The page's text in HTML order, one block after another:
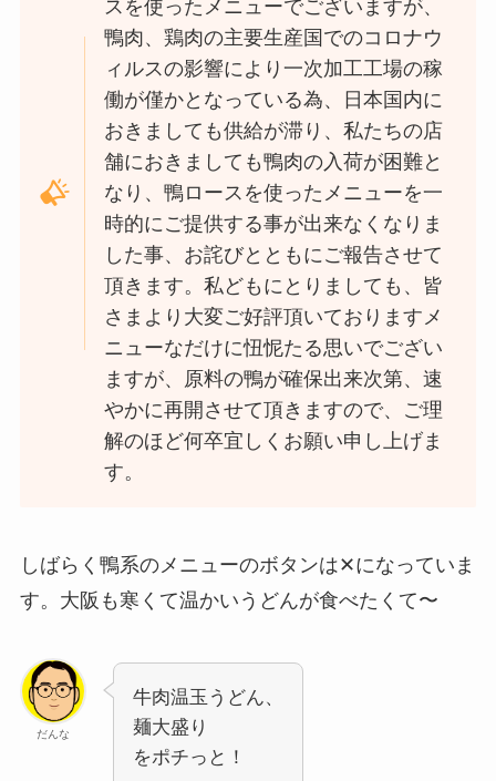
スを使ったメニューでございますが、
鴨肉、鶏肉の主要生産国でのコロナウ
ィルスの影響により一次加工工場の稼
働が僅かとなっている為、日本国内に
おきましても供給が滞り、私たちの店
舗におきましても鴨肉の入荷が困難と
なり、鴨ロースを使ったメニューを一
時的にご提供する事が出来なくなりま
した事、お詫びとともにご報告させて
頂きます。私どもにとりましても、皆
さまより大変ご好評頂いておりますメ
ニューなだけに忸怩たる思いでござい
ますが、原料の鴨が確保出来次第、速
やかに再開させて頂きますので、ご理
解のほど何卒宜しくお願い申し上げま
す。
しばらく鴨系のメニューのボタンは✕になっていま
す。大阪も寒くて温かいうどんが食べたくて〜
だんな
牛肉温玉うどん、
麺大盛り
をポチっと！